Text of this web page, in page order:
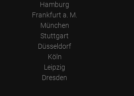
Hamburg
Frankfurt a. M.
München
Stuttgart
Düsseldorf
Köln
Leipzig
Dresden